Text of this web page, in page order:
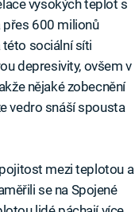
vysokých teplot s
přes 600 milionů
této sociální síti
depresivity, ovšem v
nějaké zobecnění
vedro snáší spousta
mezi teplotou a
se na Spojené